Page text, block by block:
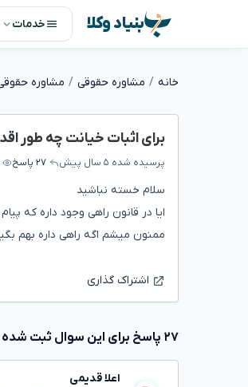
بنیاد وکلا خدمات
خانه مشاوره حقوقی مشاوره
برای اثبات خیانت چه طور
پرسیده شده ۵ سال پیش ۲۷ پاسخ
سلام خسته نباشید
ایا در قانون راهی وجود داره
ممنون میشم اگه راهی داره بهم
اشتراک گذاری
۲۷ پاسخ برای این سوال ثبت شده
اعلا قدیمی